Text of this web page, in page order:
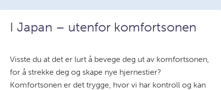
I Japan – utenfor komfortsonen
Visste du at det er lurt å bevege deg ut av komfortsonen,
for å strekke deg og skape nye hjernestier?
Komfortsonen er det trygge, hvor vi har kontroll og kan